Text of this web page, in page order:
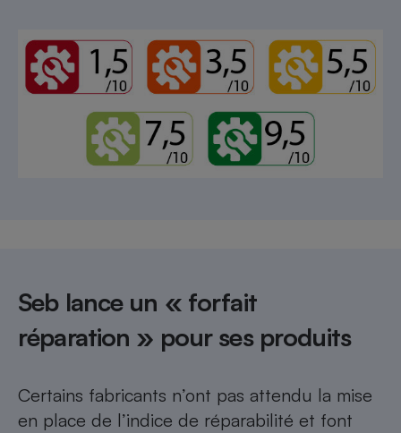
Seb lance un « forfait
réparation » pour ses produits
Certains fabricants n’ont pas attendu la mise
en place de l’indice de réparabilité et font